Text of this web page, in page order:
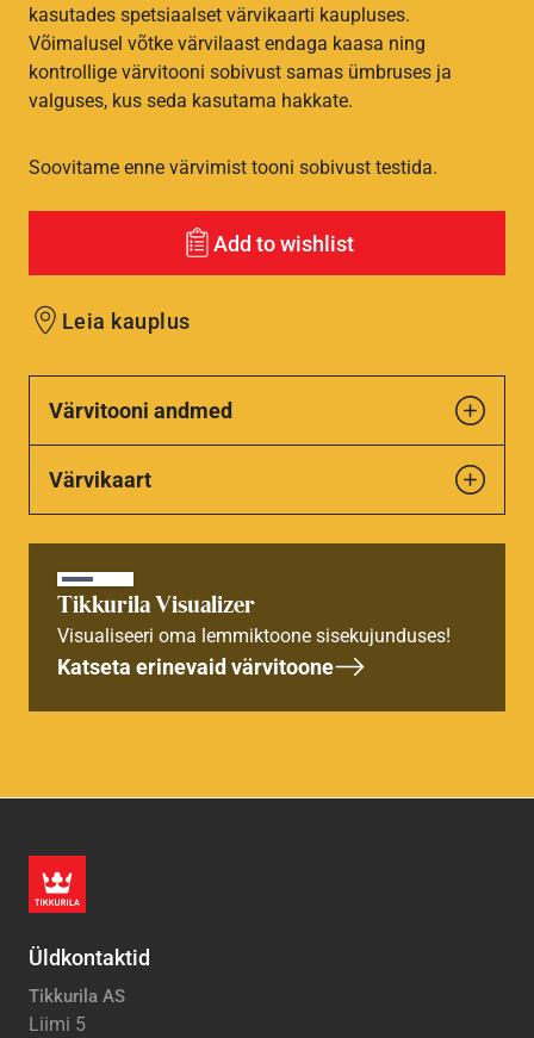
kasutades spetsiaalset värvikaarti kaupluses.
Võimalusel võtke värvilaast endaga kaasa ning
kontrollige värvitooni sobivust samas ümbruses ja
valguses, kus seda kasutama hakkate.
Soovitame enne värvimist tooni sobivust testida.
Add to wishlist
Leia kauplus
Värvitooni andmed
Värvikaart
Tikkurila Visualizer
Visualiseeri oma lemmiktoone sisekujunduses!
Katseta erinevaid värvitoone
Üldkontaktid
Tikkurila AS
Liimi 5